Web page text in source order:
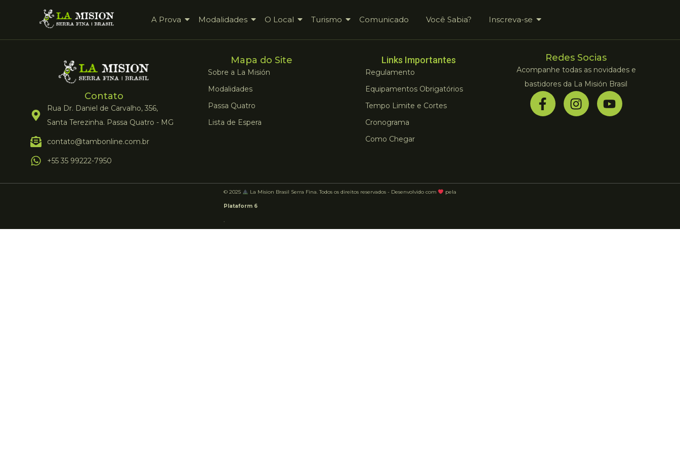
A Prova Modalidades O Local Turismo Comunicado Você Sabia? Inscreva-se
Contato
Rua Dr. Daniel de Carvalho, 356,
Santa Terezinha. Passa Quatro - MG
contato@tambonline.com.br
+55 35 99222-7950
Mapa do Site
Sobre a La Misión
Modalidades
Passa Quatro
Lista de Espera
Links Importantes
Regulamento
Equipamentos Obrigatórios
Tempo Limite e Cortes
Cronograma
Como Chegar
Redes Socias
Acompanhe todas as novidades e
bastidores da La Misión Brasil
© 2025 La Mision Brasil Serra Fina. Todos os direitos reservados - Desenvolvido com pela
Plataform 6
.